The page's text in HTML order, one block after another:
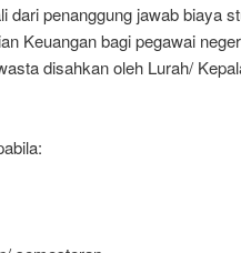
dari penanggung jawab biaya
Keuangan bagi pegawai
disahkan oleh Lurah/